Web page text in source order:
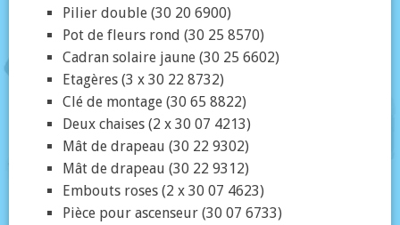
Pilier double (30 20 6900)
Pot de fleurs rond (30 25 8570)
Cadran solaire jaune (30 25 6602)
Etagères (3 x 30 22 8732)
Clé de montage (30 65 8822)
Deux chaises (2 x 30 07 4213)
Mât de drapeau (30 22 9302)
Mât de drapeau (30 22 9312)
Embouts roses (2 x 30 07 4623)
Pièce pour ascenseur (30 07 6733)